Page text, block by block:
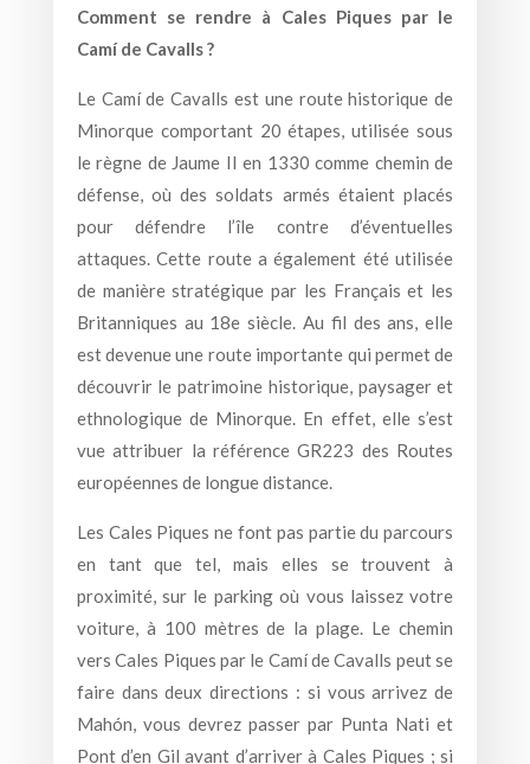
Comment se rendre à Cales Piques par le
Camí de Cavalls ?
Le Camí de Cavalls est une route historique de
Minorque comportant 20 étapes, utilisée sous
le règne de Jaume II en 1330 comme chemin de
défense, où des soldats armés étaient placés
pour défendre l’île contre d’éventuelles
attaques. Cette route a également été utilisée
de manière stratégique par les Français et les
Britanniques au 18e siècle. Au fil des ans, elle
est devenue une route importante qui permet de
découvrir le patrimoine historique, paysager et
ethnologique de Minorque. En effet, elle s’est
vue attribuer la référence GR223 des Routes
européennes de longue distance.
Les Cales Piques ne font pas partie du parcours
en tant que tel, mais elles se trouvent à
proximité, sur le parking où vous laissez votre
voiture, à 100 mètres de la plage. Le chemin
vers Cales Piques par le Camí de Cavalls peut se
faire dans deux directions : si vous arrivez de
Mahón, vous devrez passer par Punta Nati et
Pont d’en Gil avant d’arriver à Cales Piques ; si